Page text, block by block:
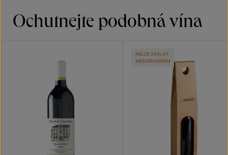
Ochutnejte podobná vína
NELZE ZASLAT
MESSENGEREM